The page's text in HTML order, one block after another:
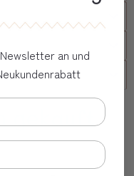
gekauft
an und